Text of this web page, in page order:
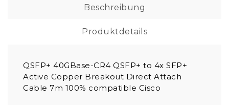
Beschreibung
Produktdetails
QSFP+ 40GBase-CR4 QSFP+ to 4x SFP+
Active Copper Breakout Direct Attach
Cable 7m 100% compatible Cisco